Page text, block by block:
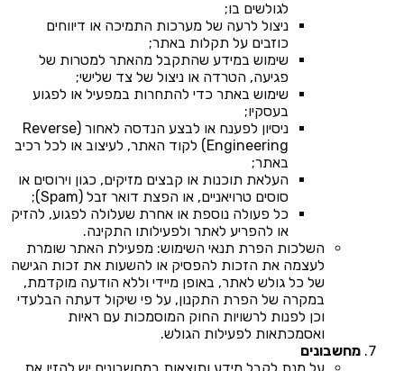
לגולשים בו;
ניצול לרעה של מערכות התמיכה או דיווחים
כוזבים על תקלות באתר;
שימוש במידע שהתקבל מהאתר למטרות של
פגיעה, הטרדה או ניצול של צד שלישי;
שימוש באתר כדי להתחרות במפעיל או לפגוע
בעסקיו;
ניסיון לפענח או לבצע הנדסה לאחור (Reverse
Engineering) לקוד האתר, לעיצוב או לכל רכיב
באתר;
העלאת תוכנות או קבצים מזיקים, כגון וירוסים או
סוסים טרויאניים, או הפצת דואר זבל (Spam);
כל פעולה נוספת או אחרת שעלולה לפגוע, להזיק
או להפריע לאתר ולפעילותו התקינה.
השלכות הפרת תנאי השימוש: מפעילת האתר שומרת
לעצמה את הזכות להפסיק או להשעות את זכות הגישה
של כל גולש לאתר, באופן מיידי וללא הודעה מוקדמת,
במקרה של הפרת התקנון, על פי שיקול דעתה הבלעדי
וכן לפנות לרשויות החוק המוסמכות עם ראיות
ואסמכתאות לפעילות הגולש.
מחשבונים